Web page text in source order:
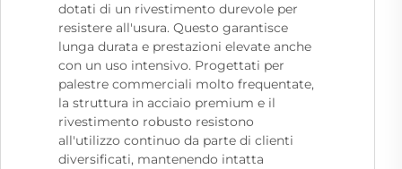
dotati di un rivestimento durevole per
resistere all'usura. Questo garantisce
lunga durata e prestazioni elevate anche
con un uso intensivo. Progettati per
palestre commerciali molto frequentate,
la struttura in acciaio premium e il
rivestimento robusto resistono
all'utilizzo continuo da parte di clienti
diversificati, mantenendo intatta